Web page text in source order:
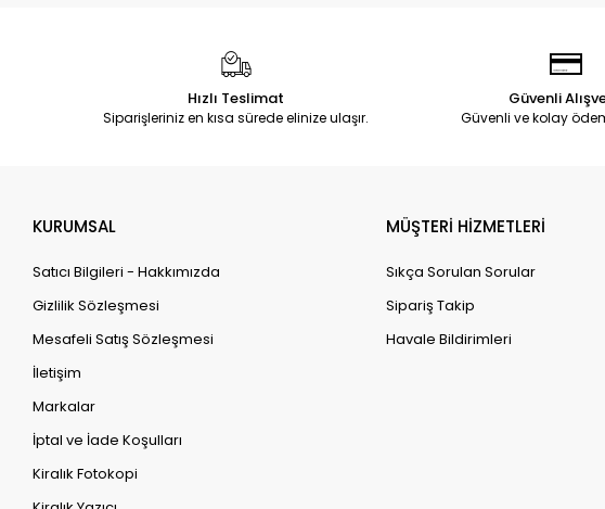
Hızlı Teslimat
Siparişleriniz en kısa sürede elinize ulaşır.
Güvenli
Güvenli ve kolay
KURUMSAL
Satıcı Bilgileri - Hakkımızda
Gizlilik Sözleşmesi
Mesafeli Satış Sözleşmesi
İletişim
Markalar
İptal ve İade Koşulları
Kiralık Fotokopi
MÜŞTERİ HİZMETLERİ
Sıkça Sorulan Sorular
Sipariş Takip
Havale Bildirimleri